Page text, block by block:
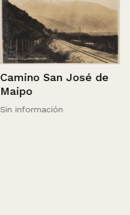
Camino San José de
Maipo
Sin información